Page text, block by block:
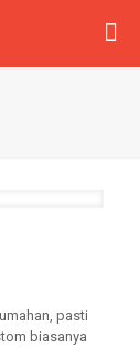
pasti
biasanya